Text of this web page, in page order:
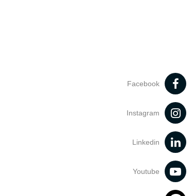
Facebook
Instagram
Linkedin
Youtube